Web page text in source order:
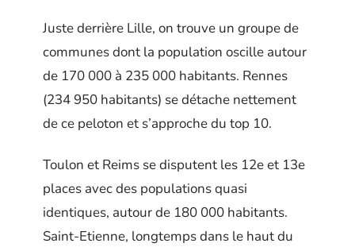
Juste derrière Lille, on trouve un groupe de
communes dont la population oscille autour
de 170 000 à 235 000 habitants. Rennes
(234 950 habitants) se détache nettement
de ce peloton et s’approche du top 10.
Toulon et Reims se disputent les 12e et 13e
places avec des populations quasi
identiques, autour de 180 000 habitants.
Saint-Etienne, longtemps dans le haut du